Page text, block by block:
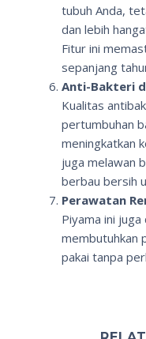
tubuh Anda,
dan lebih
Fitur ini
sepanjang
Anti-Bakteri
Kualitas
pertumbuhan
meningkatkan
juga melawan
berbau bersih
Perawatan
Piyama ini
membutuhkan
pakai tanpa